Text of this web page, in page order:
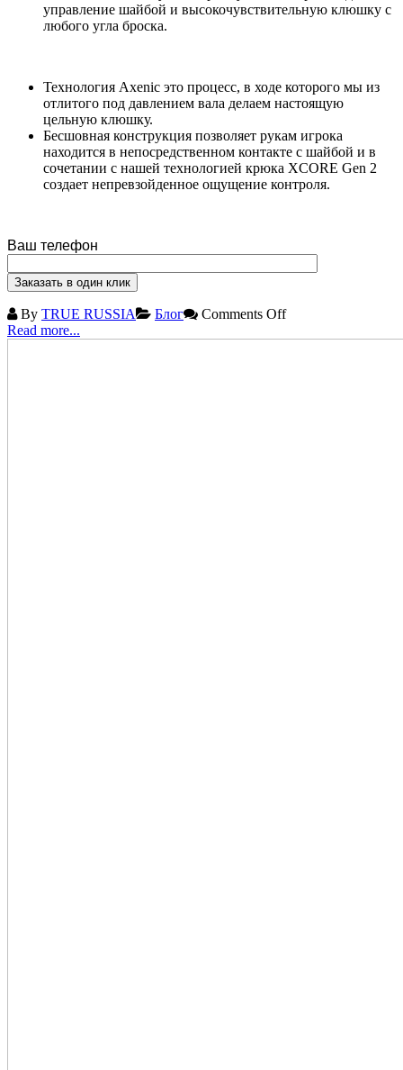
управление шайбой и высокочувствительную клюшку с
любого угла броска.
Технология Axenic это процесс, в ходе которого мы из
отлитого под давлением вала делаем настоящую
цельную клюшку.
Бесшовная конструкция позволяет рукам игрока
находится в непосредственном контакте с шайбой и в
сочетании с нашей технологией крюка XCORE Gen 2
создает непревзойденное ощущение контроля.
Ваш телефон
By TRUE RUSSIA Блог
Comments Off
Read more...